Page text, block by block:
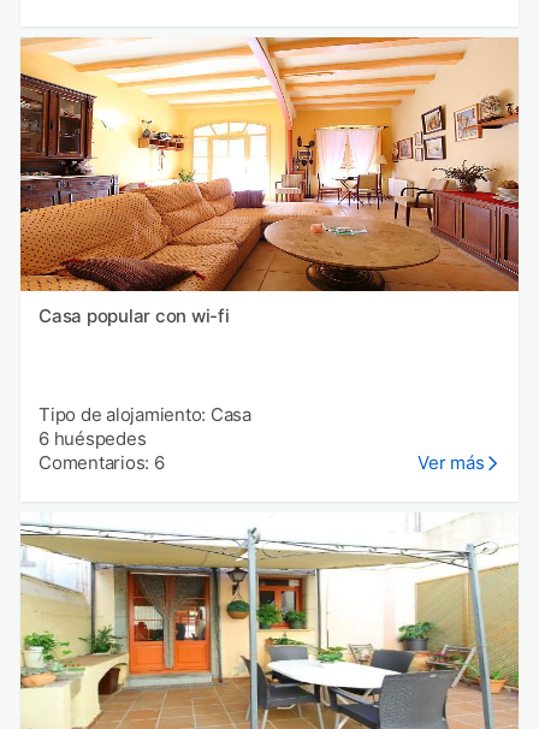
Casa popular con wi-fi
Tipo de alojamiento: Casa
6 huéspedes
Comentarios: 6
Ver más